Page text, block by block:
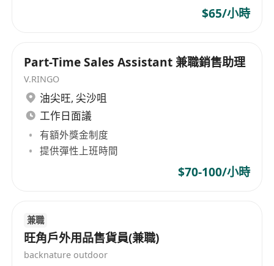
$65/小時
Part-Time Sales Assistant 兼職銷售助理
V.RINGO
油尖旺, 尖沙咀
工作日面議
有額外獎金制度
提供彈性上班時間
$70-100/小時
兼職
旺角戶外用品售貨員(兼職)
backnature outdoor